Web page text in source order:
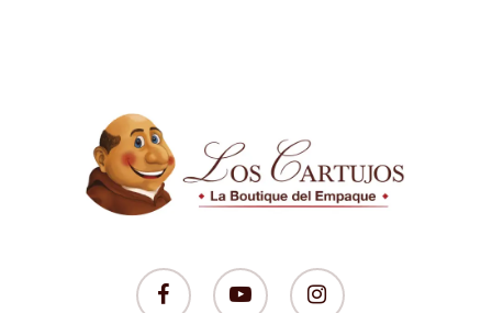
facebook youtube instagram